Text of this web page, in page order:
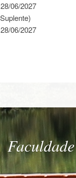
06/2027
06/2027